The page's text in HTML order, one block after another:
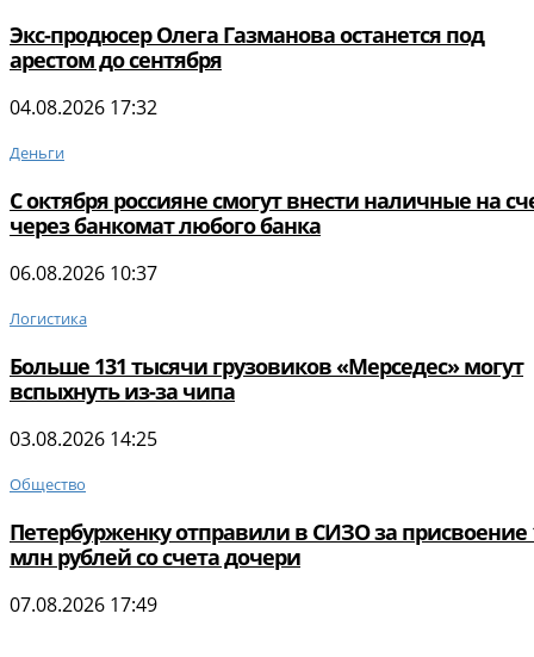
Экс-продюсер Олега Газманова останется под
арестом до сентября
04.08.2026 17:32
Деньги
С октября россияне смогут внести наличные на
через банкомат любого банка
06.08.2026 10:37
Логистика
Больше 131 тысячи грузовиков «Мерседес» могут
вспыхнуть из-за чипа
03.08.2026 14:25
Общество
Петербурженку отправили в СИЗО за присвоение
млн рублей со счета дочери
07.08.2026 17:49